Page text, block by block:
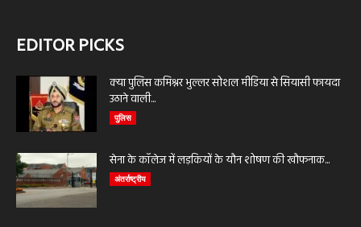
EDITOR PICKS
क्या पुलिस कमिश्नर भुल्लर सोशल मीडिया से सियासी फायदा
उठाने वाली...
पुलिस
सेना के कॉलेज में लड़कियों के यौन शोषण की खौफनाक...
अंतर्राष्ट्रीय